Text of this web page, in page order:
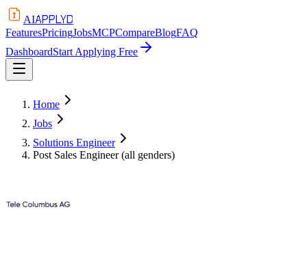
AIAPPLYD
FeaturesPricingJobsMCPCompareBlogFAQ
DashboardStart Applying Free
Home
Jobs
Solutions Engineer
Post Sales Engineer (all genders)